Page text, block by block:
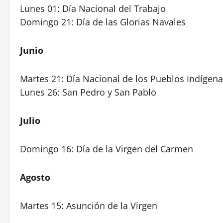
Lunes 01: Día Nacional del Trabajo
Domingo 21: Día de las Glorias Navales
Junio
Martes 21: Día Nacional de los Pueblos
Lunes 26: San Pedro y San Pablo
Julio
Domingo 16: Día de la Virgen del Carmen
Agosto
Martes 15: Asunción de la Virgen